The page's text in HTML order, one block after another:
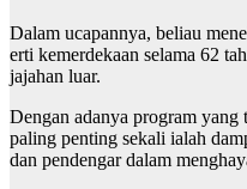
Dalam ucapannya, beliau
erti kemerdekaan selama 62
jajahan luar.
Dengan adanya program
paling penting sekali ialah
dan pendengar dalam